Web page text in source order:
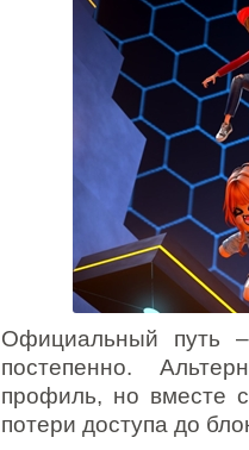
Официальный путь
постепенно.
профиль, но вместе
потери доступа до